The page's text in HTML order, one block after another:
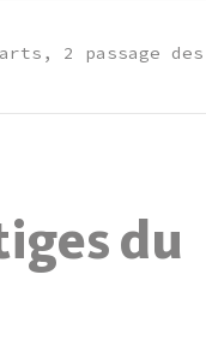
2 passage des
du